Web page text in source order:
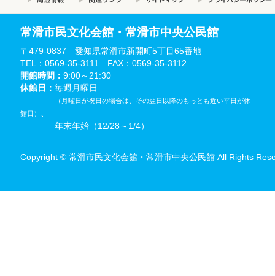
常滑市民文化会館・常滑市中央公民館
〒479-0837 愛知県常滑市新開町5丁目65番地
TEL：0569-35-3111 FAX：0569-35-3112
開館時間： 9:00～21:30
休館日： 毎週月曜日
（月曜日が祝日の場合は、その翌日以降のもっとも近い平日が休
館日）
、
年末年始（12/28～1/4）
Copyright © 常滑市民文化会館・常滑市中央公民館 All Rights